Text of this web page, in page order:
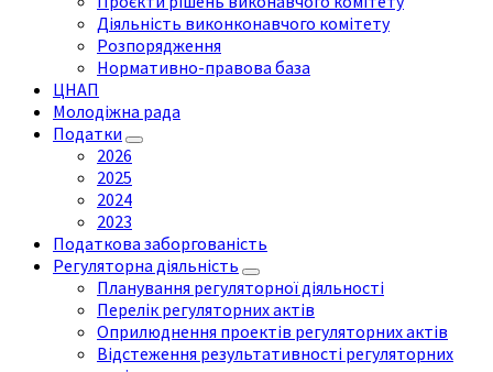
Діяльність виконконавчого комітету
Розпорядження
Нормативно-правова база
ЦНАП
Молодіжна рада
Податки
2026
2025
2024
2023
Податкова заборгованість
Регуляторна діяльність
Планування регуляторної діяльності
Перелік регуляторних актів
Оприлюднення проектів регуляторних актів
Відстеження результативності регуляторних